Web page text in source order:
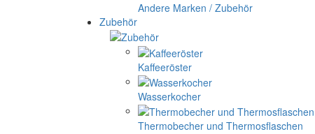
Andere Marken / Zubehör
Zubehör
Kaffeeröster
Wasserkocher
Thermobecher und Thermosflaschen